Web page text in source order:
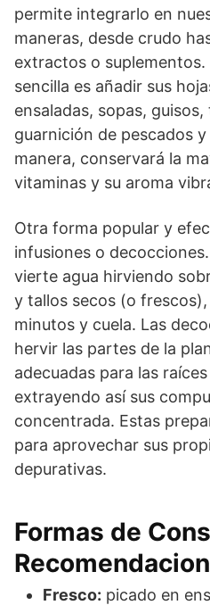
permite integrarlo en
maneras, desde crudo
extractos o
sencilla es añadir sus
ensaladas, sopas,
guarnición de pescados
manera, conservará la
vitaminas y su aroma
Otra forma popular y
infusiones o
vierte agua hirviendo
y tallos secos (o
minutos y cuela. Las
hervir las partes de la
adecuadas para las
extrayendo así sus
concentrada. Estas
para aprovechar sus
depurativas.
Formas de
Fresco: picado en